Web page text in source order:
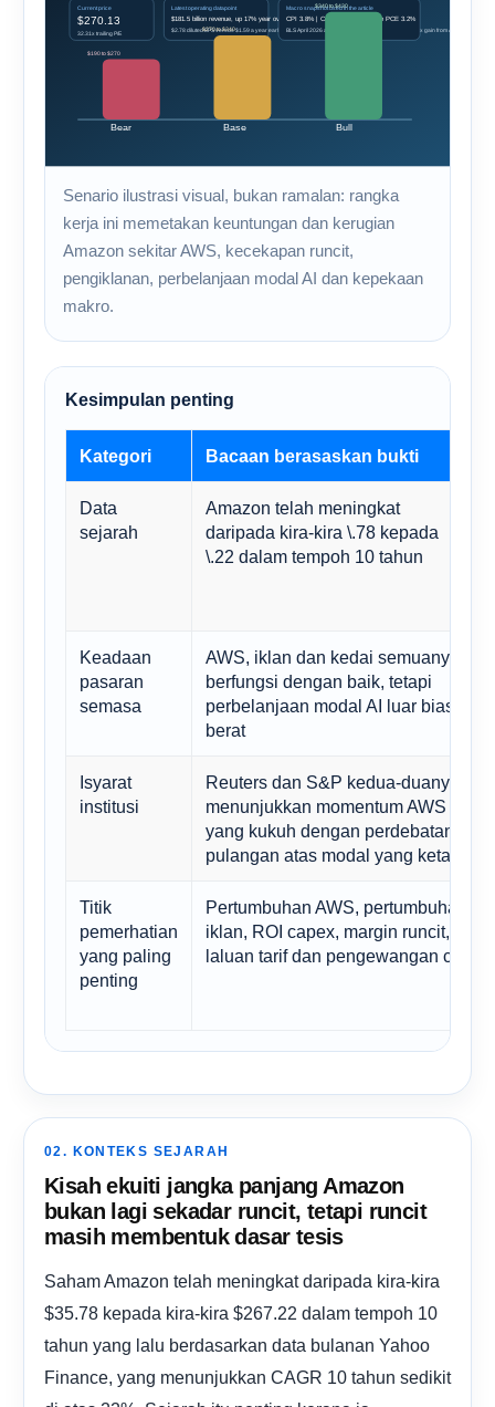
Senario ilustrasi visual, bukan ramalan: rangka
kerja ini memetakan keuntungan dan kerugian
Amazon sekitar AWS, kecekapan runcit,
pengiklanan, perbelanjaan modal AI dan kepekaan
makro.
Kesimpulan penting
Kategori Bacaan berasaskan bukti
Data
sejarah
Amazon telah meningkat
daripada kira-kira \.78 kepada
\.22 dalam tempoh 10 tahun
Keadaan
pasaran
semasa
AWS, iklan dan kedai semuanya
berfungsi dengan baik, tetapi
perbelanjaan modal AI luar biasa
berat
Isyarat
institusi
Reuters dan S&P kedua-duanya
menunjukkan momentum AWS
yang kukuh dengan perdebatan
pulangan atas modal yang ketara
Titik
pemerhatian
yang paling
penting
Pertumbuhan AWS, pertumbuhan
iklan, ROI capex, margin runcit,
laluan tarif dan pengewangan cip
02. KONTEKS SEJARAH
Kisah ekuiti jangka panjang Amazon
bukan lagi sekadar runcit, tetapi runcit
masih membentuk dasar tesis
Saham Amazon telah meningkat daripada kira-kira
$35.78 kepada kira-kira $267.22 dalam tempoh 10
tahun yang lalu berdasarkan data bulanan Yahoo
Finance, yang menunjukkan CAGR 10 tahun sedikit